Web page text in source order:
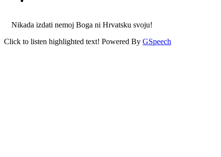
Nikada izdati nemoj Boga ni Hrvatsku svoju!
Click to listen highlighted text! Powered By GSpeech